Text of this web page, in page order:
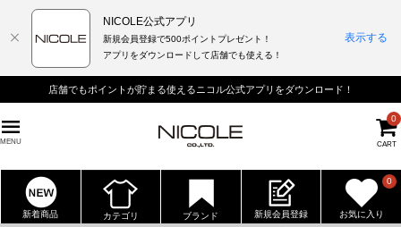
店舗でもポイントが貯まる使えるニコル公式アプリをダウンロード！
MENU CART
0
新着商品 カテゴリ ブランド 新規会員登録 お気に入り
0
NICOLE公式アプリ
新規会員登録で500ポイントプレゼント！
アプリをダウンロードして店舗でも使える！
表示する